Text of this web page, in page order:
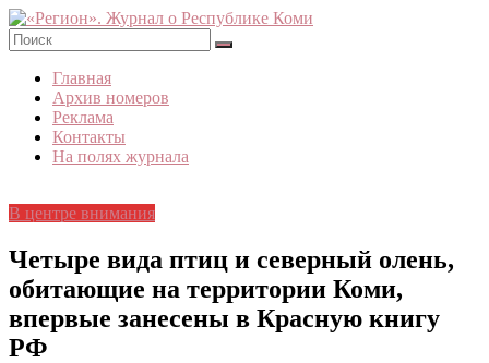
Skip
to
content
«Регион».
Журнал
Республике
Коми
Главная
Архив номеров
Реклама
Контакты
На полях журнала
В центре внимания
Четыре вида птиц и северный олень,
обитающие на территории Коми,
впервые занесены в Красную книгу
РФ